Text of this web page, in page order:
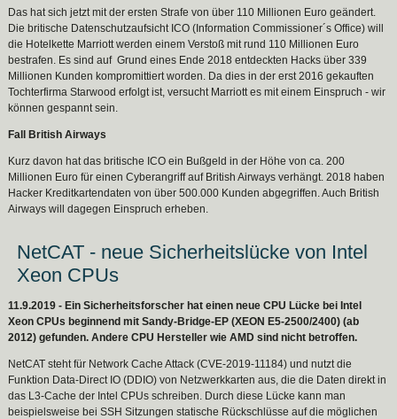
Das hat sich jetzt mit der ersten Strafe von über 110 Millionen Euro geändert.
Die britische Datenschutzaufsicht ICO (Information Commissioner´s Office) will
die Hotelkette Marriott werden einem Verstoß mit rund 110 Millionen Euro
bestrafen. Es sind auf Grund eines Ende 2018 entdeckten Hacks über 339
Millionen Kunden kompromittiert worden. Da dies in der erst 2016 gekauften
Tochterfirma Starwood erfolgt ist, versucht Marriott es mit einem Einspruch - wir
können gespannt sein.
Fall British Airways
Kurz davon hat das britische ICO ein Bußgeld in der Höhe von ca. 200
Millionen Euro für einen Cyberangriff auf British Airways verhängt. 2018 haben
Hacker Kreditkartendaten von über 500.000 Kunden abgegriffen. Auch British
Airways will dagegen Einspruch erheben.
NetCAT - neue Sicherheitslücke von Intel
Xeon CPUs
11.9.2019 - Ein Sicherheitsforscher hat einen neue CPU Lücke bei Intel
Xeon CPUs beginnend mit Sandy-Bridge-EP (XEON E5-2500/2400) (ab
2012) gefunden. Andere CPU Hersteller wie AMD sind nicht betroffen.
NetCAT steht für Network Cache Attack (CVE-2019-11184) und nutzt die
Funktion Data-Direct IO (DDIO) von Netzwerkkarten aus, die die Daten direkt in
das L3-Cache der Intel CPUs schreiben. Durch diese Lücke kann man
beispielsweise bei SSH Sitzungen statische Rückschlüsse auf die möglichen